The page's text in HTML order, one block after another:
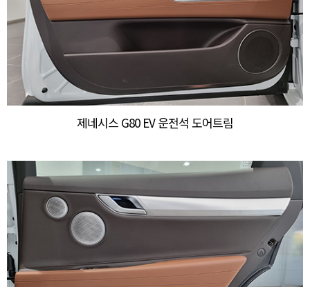
제네시스 G80 EV 운전석 도어트림